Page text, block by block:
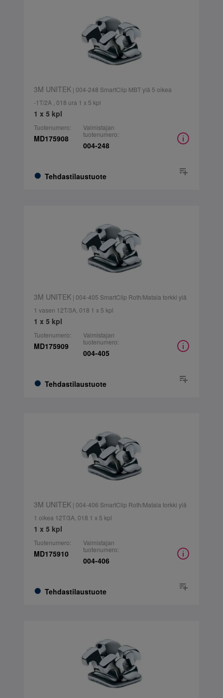
3M UNITEK| 004-248 SmartClip MBT ylä 5 oikea
-1T/2A , 018 ura 1 x 5 kpl
1 x 5 kpl
Tuotenumero:
MD175908
Tehdastilaustuote
Valmistajan
tuotenumero:
004-248
3M UNITEK| 004-405 SmartClip Roth/Matala torkki ylä
1 vasen 12T/3A, 018 1 x 5 kpl
1 x 5 kpl
Tuotenumero:
MD175909
Tehdastilaustuote
Valmistajan
tuotenumero:
004-405
3M UNITEK| 004-406 SmartClip Roth/Matala torkki ylä
1 oikea 12T/3A, 018 1 x 5 kpl
1 x 5 kpl
Tuotenumero:
MD175910
Tehdastilaustuote
Valmistajan
tuotenumero:
004-406